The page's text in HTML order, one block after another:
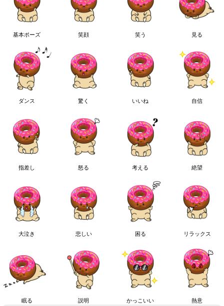
基本ポーズ 笑顔 笑う 見る
ダンス 驚く いいね 自信
指差し 怒る 考える 絶望
大泣き 悲しい 困る リラックス
眠る 説明 かっこいい 熱意